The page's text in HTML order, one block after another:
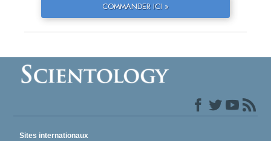
COMMANDER ICI »
Sites internationaux